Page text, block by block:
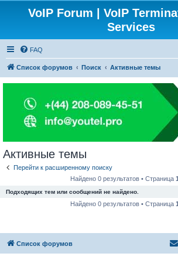
VoIP Forum | VoIP
Services
FAQ
Список форумов Поиск Активные темы
Активные темы
Перейти к расширенному поиску
Найдено 0 результатов • Страница 1
Подходящих тем или сообщений не найдено.
Найдено 0 результатов • Страница 1
Список форумов